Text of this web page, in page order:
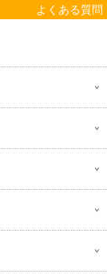
よくある質問